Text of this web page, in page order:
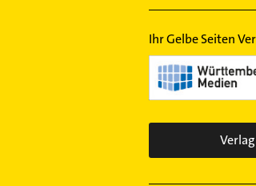
Ihr Gelbe Seiten